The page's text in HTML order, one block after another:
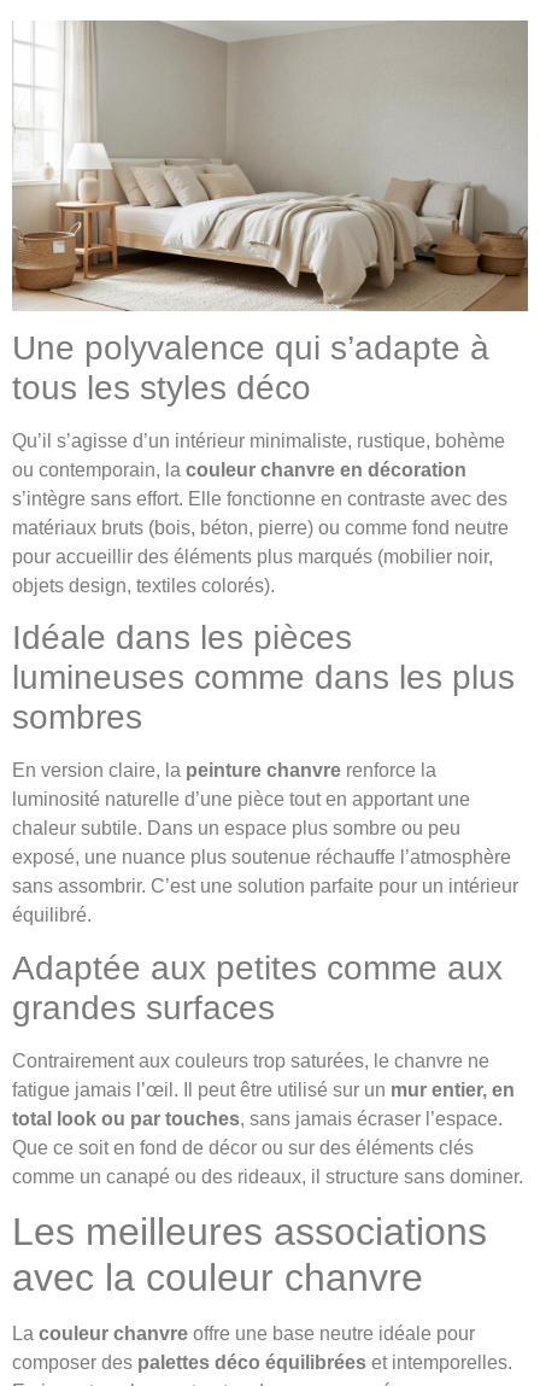
Une polyvalence qui s’adapte à
tous les styles déco
Qu’il s’agisse d’un intérieur minimaliste, rustique, bohème
ou contemporain, la couleur chanvre en décoration
s’intègre sans effort. Elle fonctionne en contraste avec des
matériaux bruts (bois, béton, pierre) ou comme fond neutre
pour accueillir des éléments plus marqués (mobilier noir,
objets design, textiles colorés).
Idéale dans les pièces
lumineuses comme dans les plus
sombres
En version claire, la peinture chanvre renforce la
luminosité naturelle d’une pièce tout en apportant une
chaleur subtile. Dans un espace plus sombre ou peu
exposé, une nuance plus soutenue réchauffe l’atmosphère
sans assombrir. C’est une solution parfaite pour un intérieur
équilibré.
Adaptée aux petites comme aux
grandes surfaces
Contrairement aux couleurs trop saturées, le chanvre ne
fatigue jamais l’œil. Il peut être utilisé sur un mur entier, en
total look ou par touches, sans jamais écraser l’espace.
Que ce soit en fond de décor ou sur des éléments clés
comme un canapé ou des rideaux, il structure sans dominer.
Les meilleures associations
avec la couleur chanvre
La couleur chanvre offre une base neutre idéale pour
composer des palettes déco équilibrées et intemporelles.